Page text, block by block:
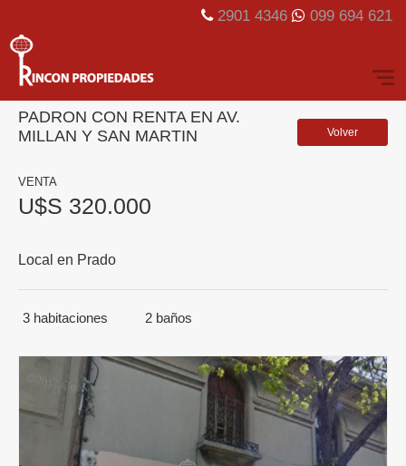
2901 4346 099 694 621
Volver
PADRON CON RENTA EN AV.
MILLAN Y SAN MARTIN
VENTA
U$S 320.000
Local en Prado
3 habitaciones 2baños